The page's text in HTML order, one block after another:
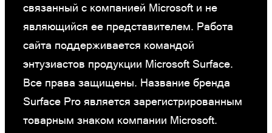
связанный с компанией Microsoft и не
являющийся ее представителем. Работа
сайта поддерживается командой
энтузиастов продукции Microsoft Surface.
Все права защищены. Название бренда
Surface Pro является зарегистрированным
товарным знаком компании Microsoft.